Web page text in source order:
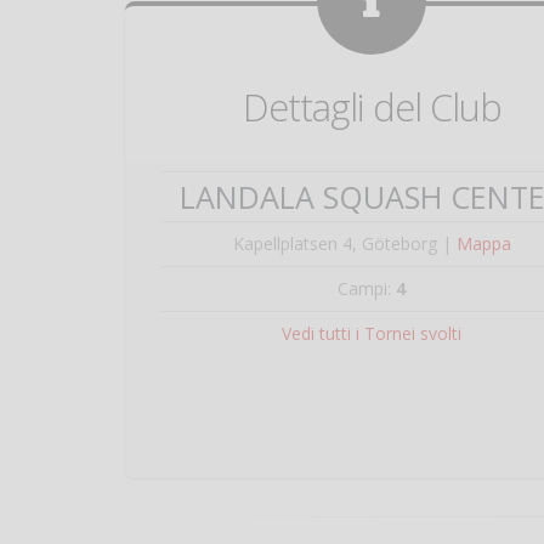
Dettagli del Club
LANDALA SQUASH
Kapellplatsen 4, Göteborg | Mappa
Campi: 4
Vedi tutti i Tornei svolti